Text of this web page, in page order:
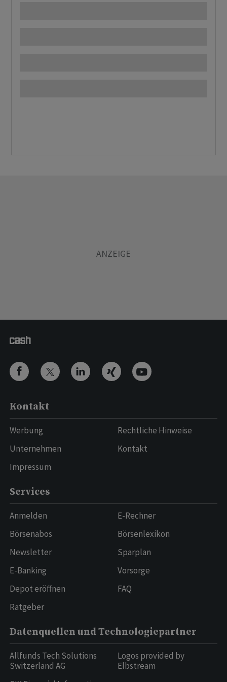
Kontakt
Werbung
Unternehmen
Impressum
Rechtliche Hinweise
Kontakt
Services
Anmelden
Börsenabos
Newsletter
E-Banking
Depot eröffnen
Ratgeber
E-Rechner
Börsenlexikon
Sparplan
Vorsorge
FAQ
Datenquellen und Technologiepartner
Allfunds Tech Solutions
Switzerland AG
Logos provided by
Elbstream